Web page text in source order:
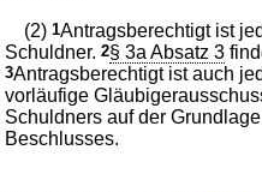
(2)1Antragsberechtigt ist
Schuldner.2§ 3a Absatz 3
3Antragsberechtigt ist auch
vorläufige
Schuldners auf der
Beschlusses.